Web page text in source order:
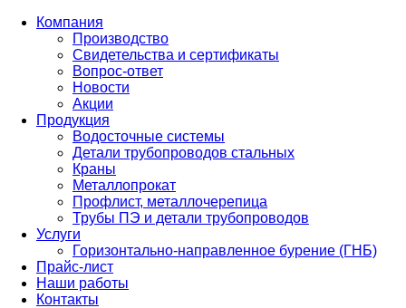
Компания
Производство
Свидетельства и сертификаты
Вопрос-ответ
Новости
Акции
Продукция
Водосточные системы
Детали трубопроводов стальных
Краны
Металлопрокат
Профлист, металлочерепица
Трубы ПЭ и детали трубопроводов
Услуги
Горизонтально-направленное бурение (ГНБ)
Прайс-лист
Наши работы
Контакты